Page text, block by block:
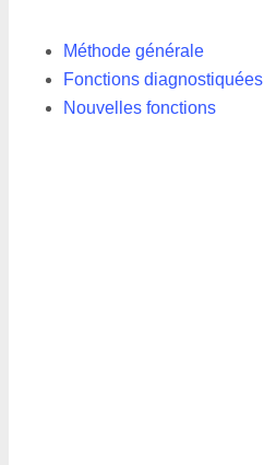
Méthode générale
Fonctions diagnostiquées
Nouvelles fonctions